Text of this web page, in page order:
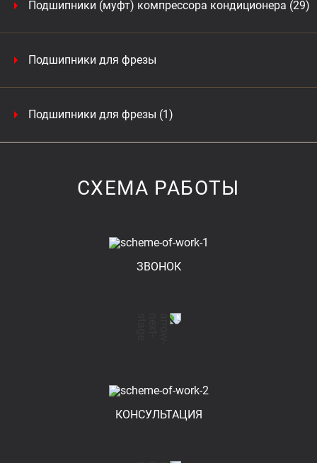
Подшипники (муфт) компрессора кондиционера (29)
Подшипники для фрезы
Подшипники для фрезы (1)
СХЕМА РАБОТЫ
ЗВОНОК
КОНСУЛЬТАЦИЯ